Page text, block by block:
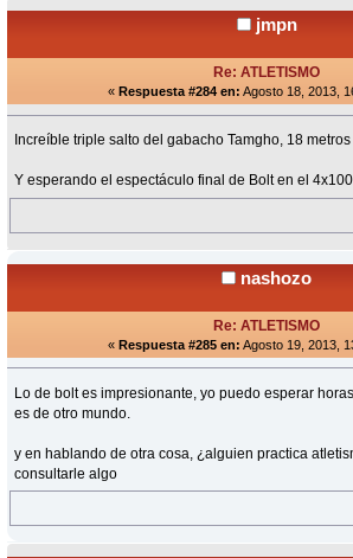
jmpn
Re: ATLETISMO
« Respuesta #284 en: Agosto 18, 2013,
Increíble triple salto del gabacho Tamgho, 18 metros
Y esperando el espectáculo final de Bolt en el
nashozo
Re: ATLETISMO
« Respuesta #285 en: Agosto 19, 2013,
Lo de bolt es impresionante, yo puedo esperar
es de otro mundo.
y en hablando de otra cosa, ¿alguien practica
consultarle algo